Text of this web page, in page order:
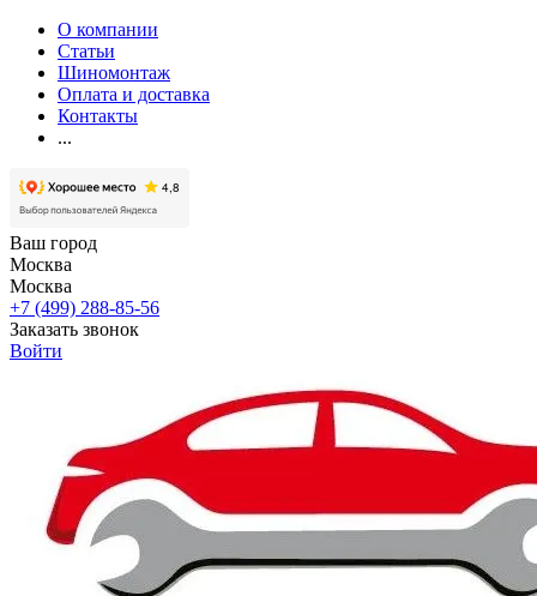
О компании
Статьи
Шиномонтаж
Оплата и доставка
Контакты
...
Ваш город
Москва
Москва
+7 (499) 288-85-56
Заказать звонок
Войти